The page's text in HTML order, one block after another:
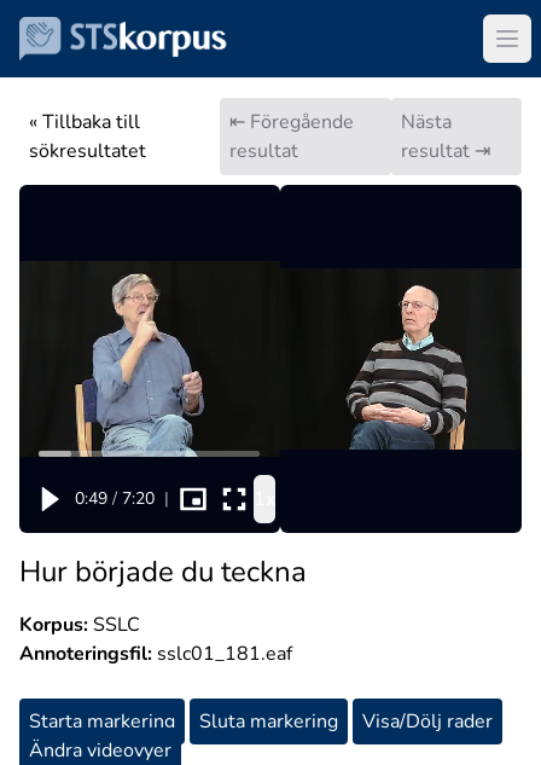
« Tillbaka till
sökresultatet
⇤ Föregående
resultat
Nästa
resultat ⇥
0:49 / 7:20 |
Hur började du teckna
Korpus:SSLC
Annoteringsfil: sslc01_181.eaf
Starta markering Sluta markering
Visa/Dölj rader
Ändra videovyer